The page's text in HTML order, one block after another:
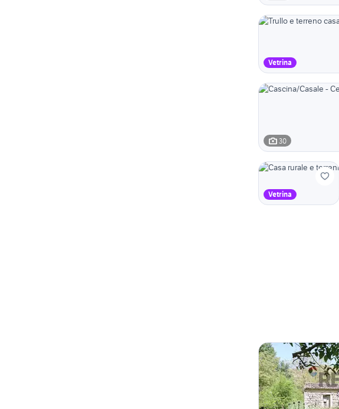
Vetrina
30
Vetrina